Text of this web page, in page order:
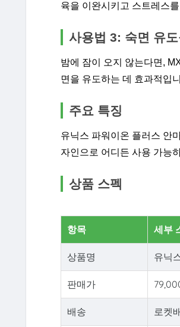
육을 이완시키고 스트레스
사용법 3: 숙면 유
밤에 잠이 오지 않는다면,
면을 유도하는 데 효과적입
주요 특징
유닉스 파워이온 플러스 안
자인으로 어디든 사용 가능
상품 스펙
항목 세부
상품명 유닉
판매가
배송 로켓